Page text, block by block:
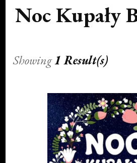
Noc Kupały
Showing1 Result(s)